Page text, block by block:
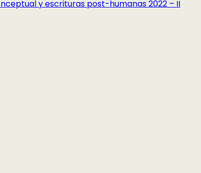
y escrituras post-humanas 2022 – II